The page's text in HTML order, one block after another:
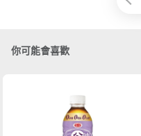
你可能會喜歡